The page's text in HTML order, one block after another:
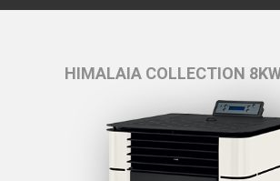
HIMALAIA COLLECTION